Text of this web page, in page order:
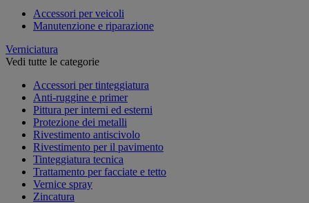
Accessori per veicoli
Manutenzione e riparazione
Verniciatura
Vedi tutte le categorie
Accessori per tinteggiatura
Anti-ruggine e primer
Pittura per interni ed esterni
Protezione dei metalli
Rivestimento antiscivolo
Rivestimento per il pavimento
Tinteggiatura tecnica
Trattamento per facciate e tetto
Vernice spray
Zincatura